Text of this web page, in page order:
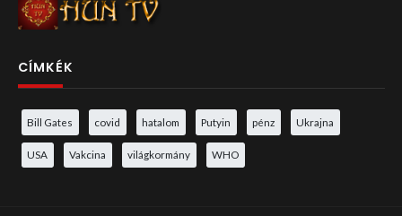
CÍMKÉK
Bill Gates covid hatalom Putyin pénz Ukrajna
USA Vakcina világkormány WHO